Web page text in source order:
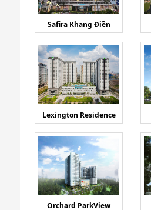
Safira Khang Điền
Lexington Residence
Orchard ParkView